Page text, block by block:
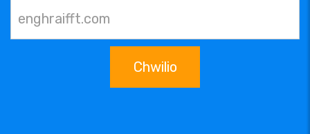
Chwilio